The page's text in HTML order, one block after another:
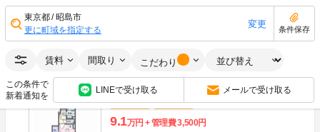
東京都 昭島市
更に町域を指定する
変更
条件保存
賃料 間取り こだわり
この条件で
新着通知を
LINEで受け取る メールで受け取る
画像：14枚
空室状況をお問い合わせ
敷金なし 礼金なし
9.1万円 管理費3,500円